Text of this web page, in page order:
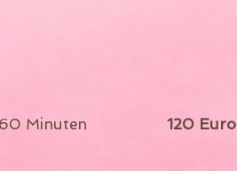
60 Minuten 120 Euro